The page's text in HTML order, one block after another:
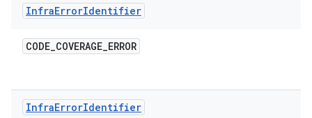
InfraErrorIdentifier
CODE_COVERAGE_ERROR
InfraErrorIdentifier